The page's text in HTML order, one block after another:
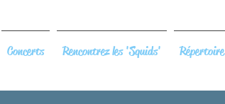
Concerts Rencontrez les 'Squids' Répertoire